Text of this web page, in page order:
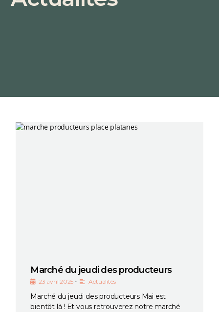
Marché du jeudi des producteurs
23 avril 2025 • Actualités
Marché du jeudi des producteurs Mai est
bientôt là ! Et vous retrouverez notre marché